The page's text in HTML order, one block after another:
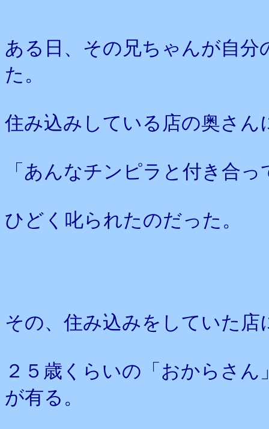
ある日、その兄ちゃんが自
た。
住み込みしている店の奥さん
「あんなチンピラと付き合
ひどく叱られたのだった。
その、住み込みをしていた店
２５歳くらいの「おからさ
が有る。